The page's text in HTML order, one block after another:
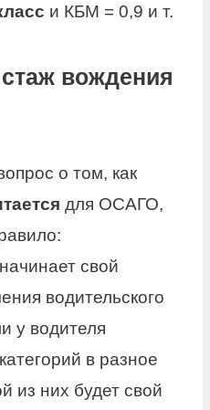
и КБМ = 0,9 и т.
стаж вождения
о том, как
для ОСАГО,
свой
водительского
у водителя
в разное
из них будет свой